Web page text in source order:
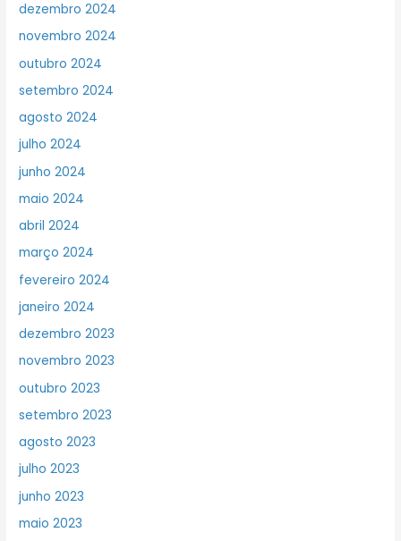
dezembro 2024
novembro 2024
outubro 2024
setembro 2024
agosto 2024
julho 2024
junho 2024
maio 2024
abril 2024
março 2024
fevereiro 2024
janeiro 2024
dezembro 2023
novembro 2023
outubro 2023
setembro 2023
agosto 2023
julho 2023
junho 2023
maio 2023